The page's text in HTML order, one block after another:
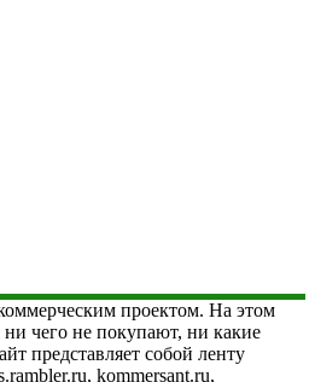
проектом. На этом
чего не покупают, ни какие
представляет собой ленту
kommersant.ru,